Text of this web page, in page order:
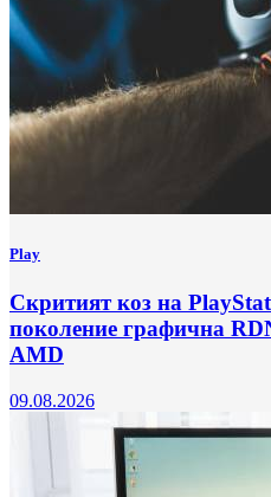
Play
Скритият коз на
поколение графична
AMD
09.08.2026